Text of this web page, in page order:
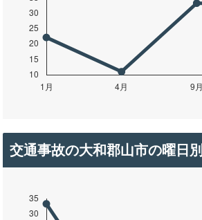
交通事故の大和郡山市の曜日